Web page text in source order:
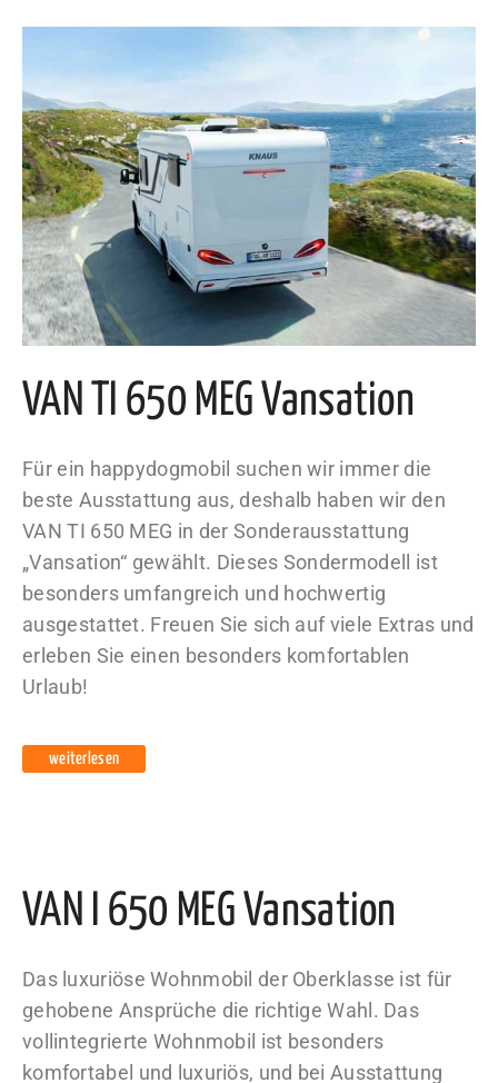
VAN TI 650 MEG Vansation
Für ein happydogmobil suchen wir immer die
beste Ausstattung aus, deshalb haben wir den
VAN TI 650 MEG in der Sonderausstattung
„Vansation“ gewählt. Dieses Sondermodell ist
besonders umfangreich und hochwertig
ausgestattet. Freuen Sie sich auf viele Extras und
erleben Sie einen besonders komfortablen
Urlaub!
weiterlesen
VAN I 650 MEG Vansation
Das luxuriöse Wohnmobil der Oberklasse ist für
gehobene Ansprüche die richtige Wahl. Das
vollintegrierte Wohnmobil ist besonders
komfortabel und luxuriös, und bei Ausstattung